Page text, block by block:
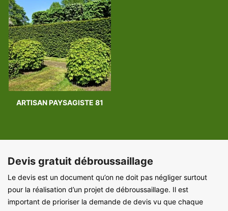
ARTISAN PAYSAGISTE 81
Devis gratuit débroussaillage
Le devis est un document qu’on ne doit pas négliger surtout
pour la réalisation d’un projet de débroussaillage. Il est
important de prioriser la demande de devis vu que chaque